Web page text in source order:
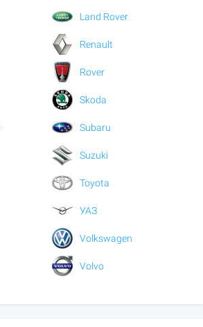
Land Rover
Renault
Rover
Skoda
Subaru
Suzuki
Toyota
УАЗ
Volkswagen
Volvo